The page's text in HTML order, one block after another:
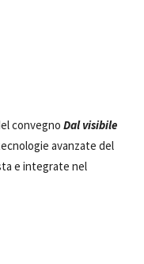
convegno Dal visibile
avanzate del
e integrate nel